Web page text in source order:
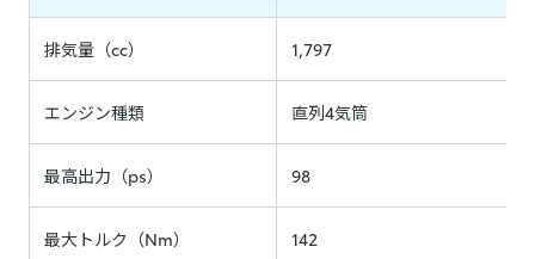
排気量（cc） 1,797
エンジン種類 直列4気筒
最高出力（ps） 98
最大トルク（Nm） 142